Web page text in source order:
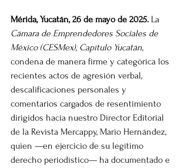
Mérida, Yucatán, 26 de mayo de 2025. La
Cámara de Emprendedores Sociales de
México (CESMex), Capítulo Yucatán,
condena de manera firme y categórica los
recientes actos de agresión verbal,
descalificaciones personales y
comentarios cargados de resentimiento
dirigidos hacia nuestro Director Editorial
de la Revista Mercappy, Mario Hernández,
quien —en ejercicio de su legítimo
derecho periodístico— ha documentado e